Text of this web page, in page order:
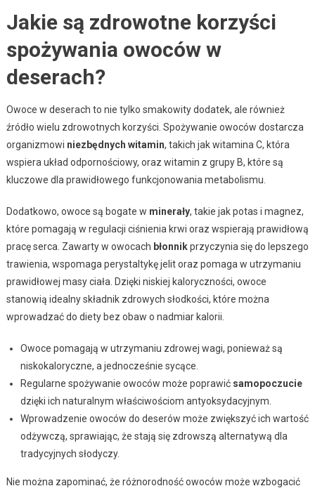
Jakie są zdrowotne korzyści
spożywania owoców w
deserach?
Owoce w deserach to nie tylko smakowity dodatek, ale również
źródło wielu zdrowotnych korzyści. Spożywanie owoców dostarcza
organizmowi niezbędnych witamin, takich jak witamina C, która
wspiera układ odpornościowy, oraz witamin z grupy B, które są
kluczowe dla prawidłowego funkcjonowania metabolismu.
Dodatkowo, owoce są bogate w minerały, takie jak potas i magnez,
które pomagają w regulacji ciśnienia krwi oraz wspierają prawidłową
pracę serca. Zawarty w owocach błonnikprzyczynia się do lepszego
trawienia, wspomaga perystaltykę jelit oraz pomaga w utrzymaniu
prawidłowej masy ciała. Dzięki niskiej kaloryczności, owoce
stanowią idealny składnik zdrowych słodkości, które można
wprowadzać do diety bez obaw o nadmiar kalorii.
Owoce pomagają w utrzymaniu zdrowej wagi, ponieważ są
niskokaloryczne, a jednocześnie sycące.
Regularne spożywanie owoców może poprawić samopoczucie
dzięki ich naturalnym właściwościom antyoksydacyjnym.
Wprowadzenie owoców do deserów może zwiększyć ich wartość
odżywczą, sprawiając, że stają się zdrowszą alternatywą dla
tradycyjnych słodyczy.
Nie można zapominać, że różnorodność owoców może wzbogacić